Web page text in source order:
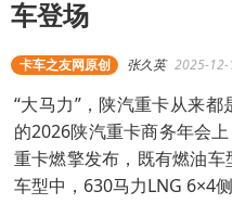
车登场
卡车之友网原创 张久英 2025-12-
“大马力”，陕汽重卡从来
的2026陕汽重卡商务年会
重卡燃擎发布，既有燃油
车型中，630马力LNG 6×4